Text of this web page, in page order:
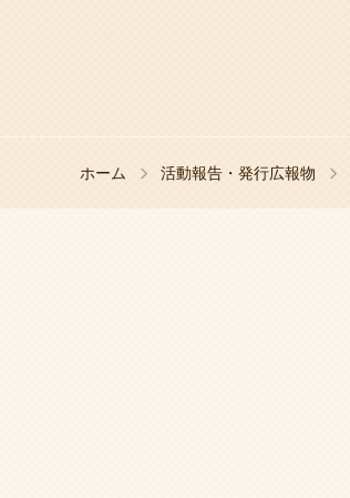
ホーム 活動報告・発行広報物